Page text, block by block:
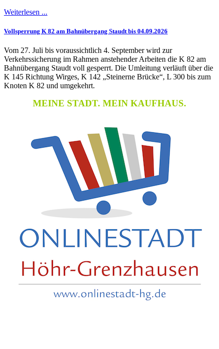
Weiterlesen ...
Vollsperrung K 82 am Bahnübergang Staudt bis 04.09.2026
Vom 27. Juli bis voraussichtlich 4. September wird zur
Verkehrssicherung im Rahmen anstehender Arbeiten die K 82 am
Bahnübergang Staudt voll gesperrt. Die Umleitung verläuft über die
K 145 Richtung Wirges, K 142 „Steinerne Brücke“, L 300 bis zum
Knoten K 82 und umgekehrt.
MEINE STADT. MEIN KAUFHAUS.